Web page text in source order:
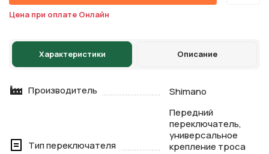
Цена при оплате Онлайн
Характеристики Описание
Производитель Shimano
Тип переключателя
Передний
переключатель,
универсальное
крепление троса